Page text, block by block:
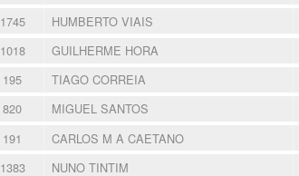
1745 HUMBERTO VIAIS
1018 GUILHERME HORA
195 TIAGO CORREIA
820 MIGUEL SANTOS
191 CARLOS M A CAETANO
1383 NUNO TINTIM